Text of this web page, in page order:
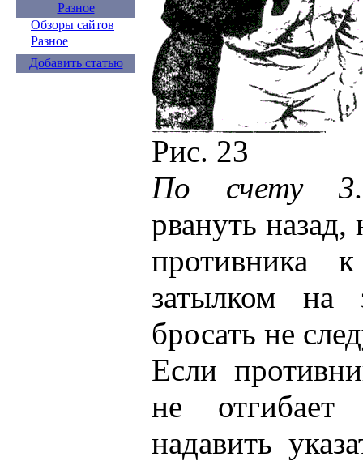
Разное
Обзоры сайтов
Разное
Добавить статью
Рис. 23
По счету 3.
рвануть
противника
затылком на
бросать не
Если
не
надавить